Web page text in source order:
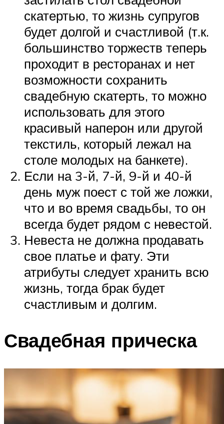
скатертью, то жизнь супругов
будет долгой и счастливой (т.к.
большинство торжеств теперь
проходит в ресторанах и нет
возможности сохранить
свадебную скатерть, то можно
использовать для этого
красивый наперон или другой
текстиль, который лежал на
столе молодых на банкете).
Если на 3-й, 7-й, 9-й и 40-й
день муж поест с той же ложки,
что и во время свадьбы, то он
всегда будет рядом с невестой.
Невеста не должна продавать
свое платье и фату. Эти
атрибуты следует хранить всю
жизнь, тогда брак будет
счастливым и долгим.
Свадебная прическа